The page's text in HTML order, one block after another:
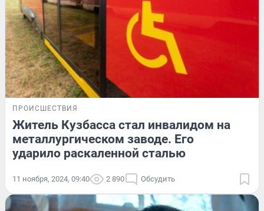
ПРОИСШЕСТВИЯ
Житель Кузбасса стал инвалидом на
металлургическом заводе. Его
ударило раскаленной сталью
11 ноября, 2024, 09:40 2 890 Обсудить